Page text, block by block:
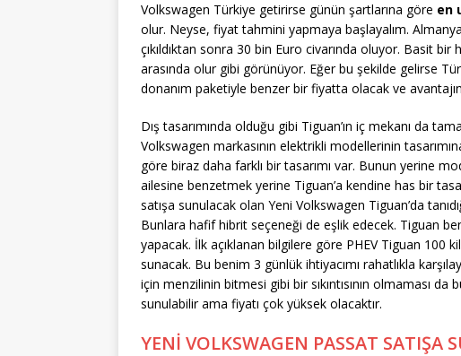
Volkswagen Türkiye getirirse günün şartlarına göre en
olur. Neyse, fiyat tahmini yapmaya başlayalım.
çıkıldıktan sonra 30 bin Euro civarında oluyor. Basit
arasında olur gibi görünüyor. Eğer bu şekilde gelirse
donanım paketiyle benzer bir fiyatta olacak ve
Dış tasarımında olduğu gibi Tiguan’ın iç mekanı da
Volkswagen markasının elektrikli modellerinin
göre biraz daha farklı bir tasarımı var. Bunun yerine
ailesine benzetmek yerine Tiguan’a kendine has bir
satışa sunulacak olan Yeni Volkswagen Tiguan’da
Bunlara hafif hibrit seçeneği de eşlik edecek. Tiguan
yapacak. İlk açıklanan bilgilere göre PHEV Tiguan 100
sunacak. Bu benim 3 günlük ihtiyacımı rahatlıkla
için menzilinin bitmesi gibi bir sıkıntısının olmaması
sunulabilir ama fiyatı çok yüksek olacaktır.
YENİ VOLKSWAGEN PASSAT